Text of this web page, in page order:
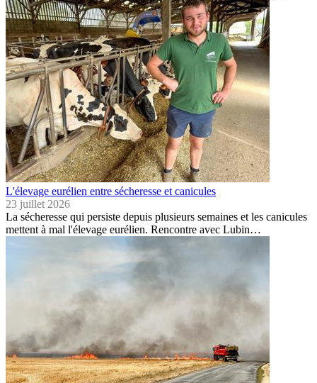
L'élevage eurélien entre sécheresse et canicules
23 juillet 2026
La sécheresse qui persiste depuis plusieurs semaines et les canicules
mettent à mal l'élevage eurélien. Rencontre avec Lubin…